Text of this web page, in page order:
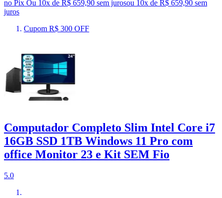
no Pix Ou 10x de R$ 659,90 sem jurosou 10x de R$ 659,90 sem
juros
Cupom R$ 300 OFF
Computador Completo Slim Intel Core i7
16GB SSD 1TB Windows 11 Pro com
office Monitor 23 e Kit SEM Fio
5.0